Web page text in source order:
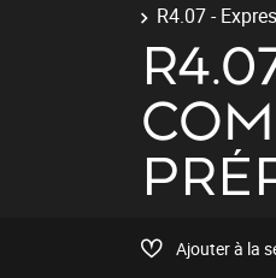
R4.07 -
Ajouter à la